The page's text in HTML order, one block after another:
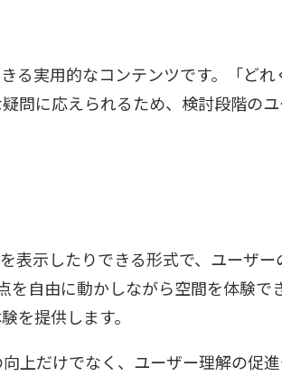
る実用的なコンテンツです。「ど
問に応えられるため、検討段階の
表示したりできる形式で、ユーザ
自由に動かしながら空間を体験で
を提供します。
上だけでなく、ユーザー理解の促